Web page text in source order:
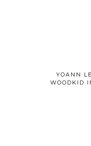
YOANN
WOODKID